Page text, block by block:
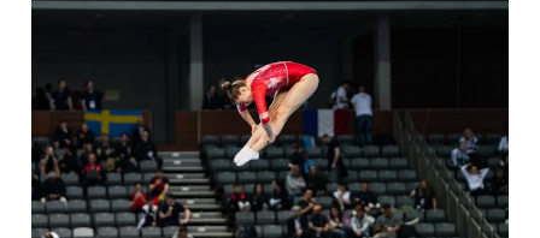
Lucie Moret und Gonçalo Alves bestehen EM-